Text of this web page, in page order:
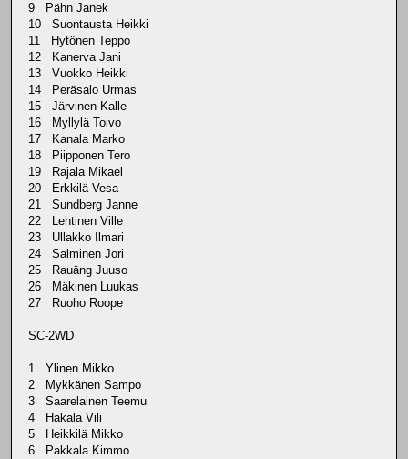
9 Pähn Janek
10 Suontausta Heikki
11 Hytönen Teppo
12 Kanerva Jani
13 Vuokko Heikki
14 Peräsalo Urmas
15 Järvinen Kalle
16 Myllylä Toivo
17 Kanala Marko
18 Piipponen Tero
19 Rajala Mikael
20 Erkkilä Vesa
21 Sundberg Janne
22 Lehtinen Ville
23 Ullakko Ilmari
24 Salminen Jori
25 Rauäng Juuso
26 Mäkinen Luukas
27 Ruoho Roope
SC-2WD
1 Ylinen Mikko
2 Mykkänen Sampo
3 Saarelainen Teemu
4 Hakala Vili
5 Heikkilä Mikko
6 Pakkala Kimmo